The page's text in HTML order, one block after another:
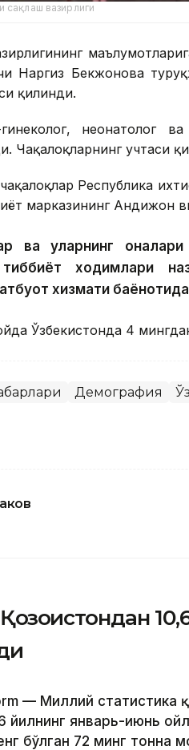
сақлаш вазирлиги
Наргиз Бекжонова
қилинди.
неонатолог
Чақалоқларнинг учтаси
Республика
марказининг Андижон
ва уларнинг
ходимлари
хизмати
Ўзбекистонда 4
Демография
— Миллий статистика
йилнинг январь-июнь
бўлган 72 минг тонна